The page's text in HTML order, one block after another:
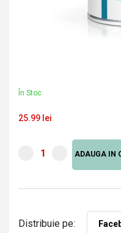
În Stoc
25.99 lei
ADAUGA IN
Distribuie pe: